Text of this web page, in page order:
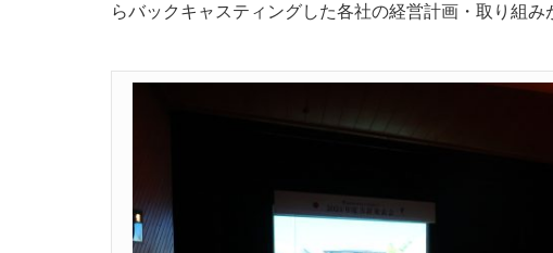
らバックキャスティングした各社の経営計画・取り組み